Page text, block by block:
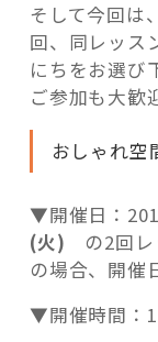
そして今回は、
回、同レッス
にちをお選び
ご参加も大歓
おしゃれ空
▼開催日：
(火) の2回レ
の場合、開催
▼開催時間：